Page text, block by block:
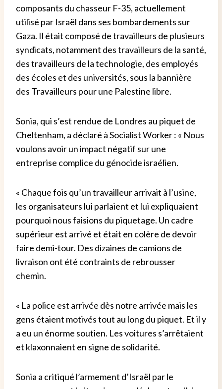
composants du chasseur F-35, actuellement
utilisé par Israël dans ses bombardements sur
Gaza. Il était composé de travailleurs de plusieurs
syndicats, notamment des travailleurs de la santé,
des travailleurs de la technologie, des employés
des écoles et des universités, sous la bannière
des Travailleurs pour une Palestine libre.
Sonia, qui s’est rendue de Londres au piquet de
Cheltenham, a déclaré à Socialist Worker : « Nous
voulons avoir un impact négatif sur une
entreprise complice du génocide israélien.
« Chaque fois qu’un travailleur arrivait à l’usine,
les organisateurs lui parlaient et lui expliquaient
pourquoi nous faisions du piquetage. Un cadre
supérieur est arrivé et était en colère de devoir
faire demi-tour. Des dizaines de camions de
livraison ont été contraints de rebrousser
chemin.
« La police est arrivée dès notre arrivée mais les
gens étaient motivés tout au long du piquet. Et il y
a eu un énorme soutien. Les voitures s’arrêtaient
et klaxonnaient en signe de solidarité.
Sonia a critiqué l’armement d’Israël par le